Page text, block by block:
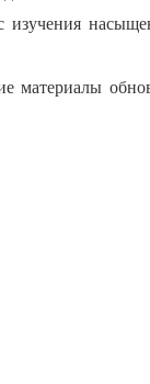
изучения
материалы